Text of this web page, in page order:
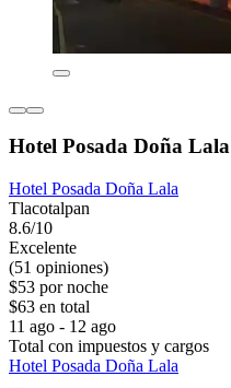
Hotel Posada Doña Lala
Hotel Posada Doña Lala
Tlacotalpan
8.6/10
Excelente
(51 opiniones)
$53 por noche
$63 en total
11 ago - 12 ago
Total con impuestos y cargos
Hotel Posada Doña Lala